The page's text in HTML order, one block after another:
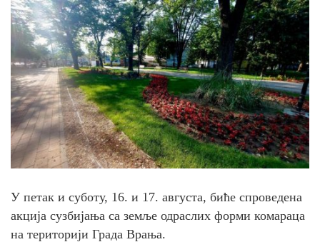
У петак и суботу, 16. и 17. августа, биће спроведена
акција сузбијања са земље одраслих форми комараца
на територији Града Врања.